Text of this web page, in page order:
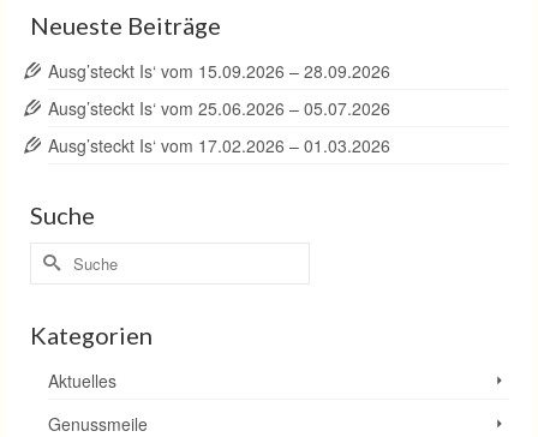
Neueste Beiträge
Ausg’steckt Is‘ vom 15.09.2026 – 28.09.2026
Ausg’steckt Is‘ vom 25.06.2026 – 05.07.2026
Ausg’steckt Is‘ vom 17.02.2026 – 01.03.2026
Suche
Suche
nach:
Kategorien
Aktuelles
Genussmeile